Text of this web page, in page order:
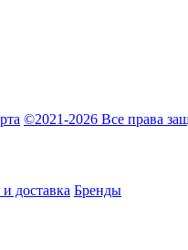
©2021-2026 Все права
доставка Бренды